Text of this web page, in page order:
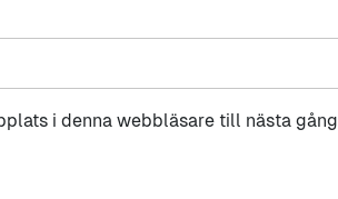
i denna webbläsare till nästa gång